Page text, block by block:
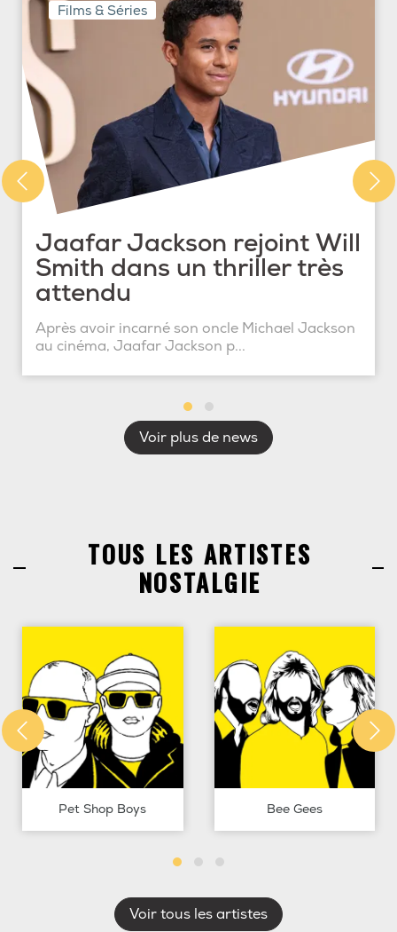
Films & Séries
Jaafar Jackson rejoint Will
Smith dans un thriller très
attendu
Après avoir incarné son oncle Michael Jackson
au cinéma, Jaafar Jackson p...
Voir plus de news
TOUS LES ARTISTES
NOSTALGIE
Pet Shop Boys Bee Gees
Voir tous les artistes